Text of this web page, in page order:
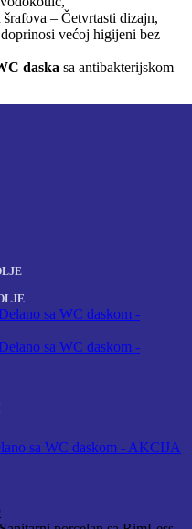
– Četvrtasti dizajn,
većoj higijeni bez
daska sa antibakterijskom
sa WC daskom - AKCIJA
Trenutna